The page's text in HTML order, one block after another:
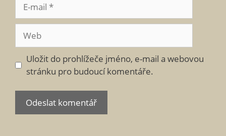
mail
Uložit do prohlížeče jméno, e-mail a webovou
stránku pro budoucí komentáře.